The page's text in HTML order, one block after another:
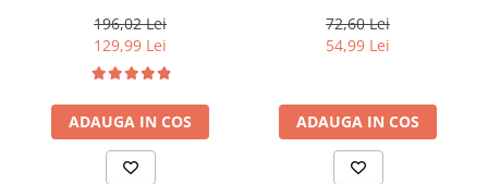
196,02 Lei
129,99 Lei
ADAUGA IN COS
Fanola Oro Therapy, 1000
ml
72,60 Lei
54,99 Lei
ADAUGA IN COS